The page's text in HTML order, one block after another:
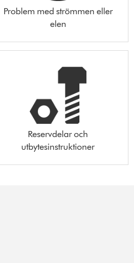
Problem med strömmen eller
elen
Reservdelar och
utbytesinstruktioner